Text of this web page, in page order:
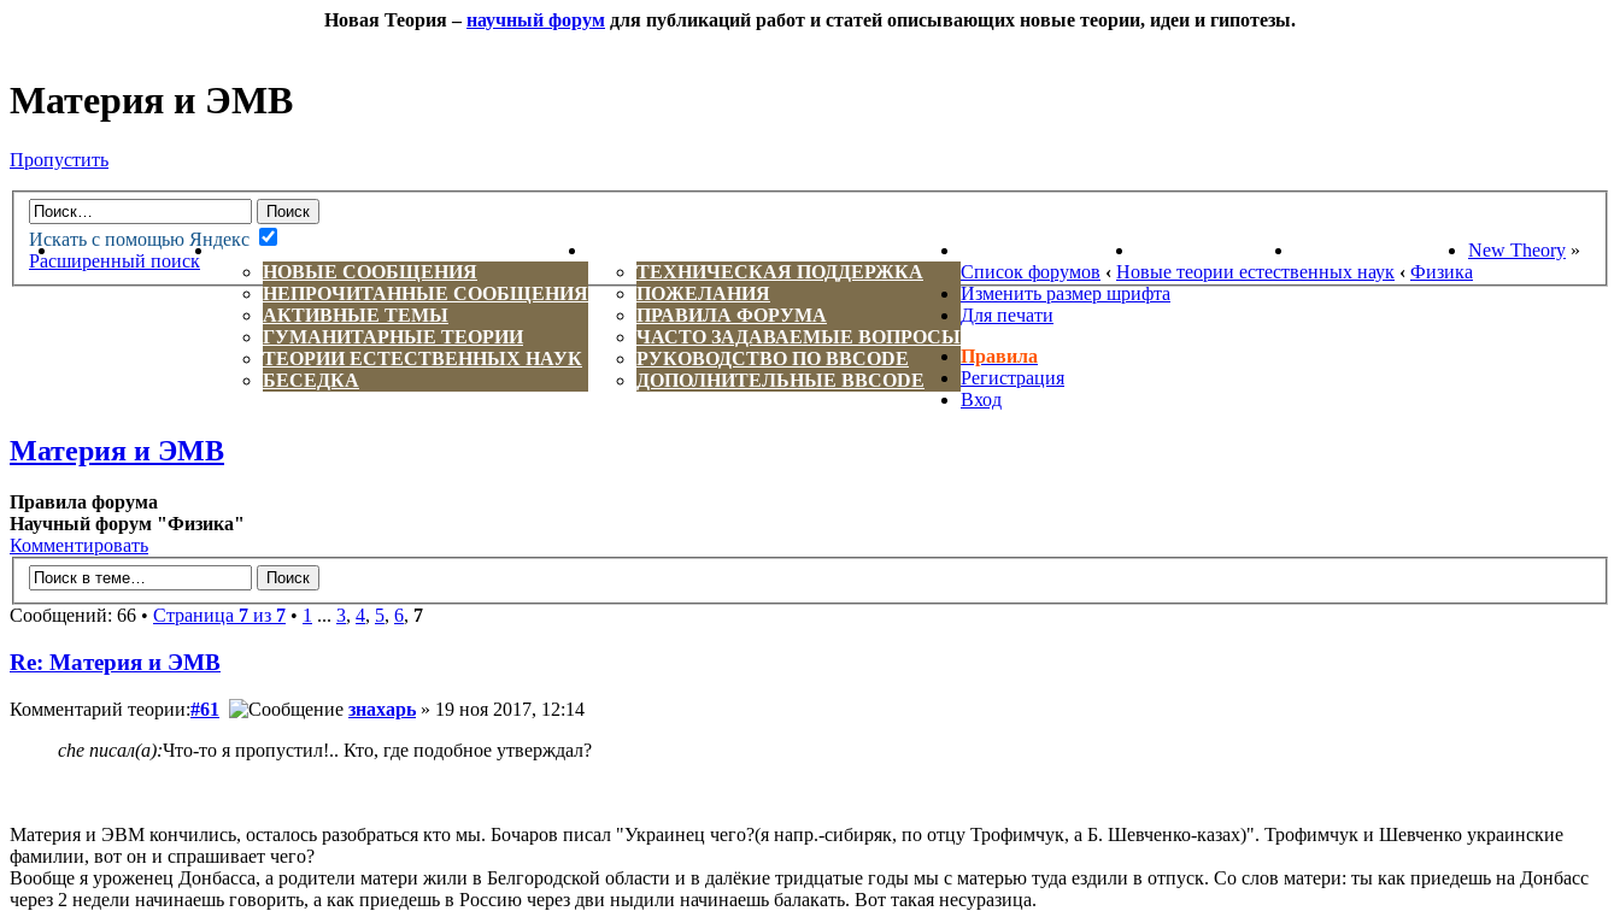
Новая Теория –научный форум для публикаций работ и статей описывающих новые теории, идеи и гипотезы.
Материя и ЭМВ
Пропустить
Искать с помощью Яндекс
Расширенный поиск
НОВАЯ ТЕОРИЯФОРУМ
НОВЫЕ СООБЩЕНИЯ
НЕПРОЧИТАННЫЕ СООБЩЕНИЯ
АКТИВНЫЕ ТЕМЫ
ГУМАНИТАРНЫЕ ТЕОРИИ
ТЕОРИИ ЕСТЕСТВЕННЫХ НАУК
БЕСЕДКА
ТЕХНИЧЕСКАЯ ПОДДЕРЖКА
ПОЖЕЛАНИЯ
ПРАВИЛА ФОРУМА
ЧАСТО ЗАДАВАЕМЫЕ ВОПРОСЫ
РУКОВОДСТВО ПО BBCODE
ДОПОЛНИТЕЛЬНЫЕ BBCODE
НОВОСТИ НАУКИ ПОИСК ТЕОРИЙ СТАРЫЙ ПОРТАЛ New Theory »
Список форумов ‹ Новые теории естественных наук ‹ Физика
Изменить размер шрифта
Для печати
Правила
Регистрация
Вход
Материя и ЭМВ
Правила форума
Научный форум "Физика"
Комментировать
Сообщений: 66 • Страница 7 из 7 • 1 ... 3, 4, 5, 6, 7
Re: Материя и ЭМВ
Комментарий теории:#61 знахарь » 19 ноя 2017, 12:14
che писал(а):Что-то я пропустил!.. Кто, где подобное утверждал?
Материя и ЭВМ кончились, осталось разобраться кто мы. Бочаров писал "Украинец чего?(я напр.-сибиряк, по отцу Трофимчук, а Б. Шевченко-казах)". Трофимчук и Шевченко украинские
фамилии, вот он и спрашивает чего?
Вообще я уроженец Донбасса, а родители матери жили в Белгородской области и в далёкие тридцатые годы мы с матерью туда ездили в отпуск. Со слов матери: ты как приедешь на Донбасс
через 2 недели начинаешь говорить, а как приедешь в Россию через дви ныдили начинаешь балакать. Вот такая несуразица.